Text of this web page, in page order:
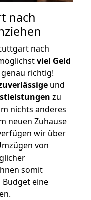
nach
nach
viel Geld
richtig!
und
zu
nichts anderes
neuen Zuhause
wir über
von
somit
eine